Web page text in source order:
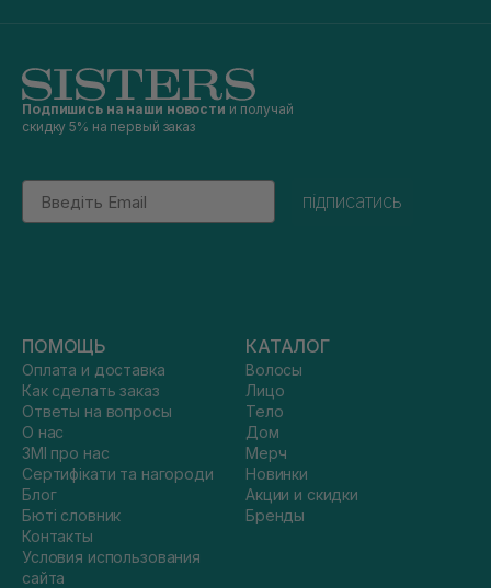
Подпишись на наши новости и получай
скидку 5% на первый заказ
Email
підписатись
ПОМОЩЬ
Оплата и доставка
Как сделать заказ
Ответы на вопросы
О нас
ЗМІ про нас
Сертифікати та нагороди
Блог
Бюті словник
Контакты
Условия использования
сайта
КАТАЛОГ
Волосы
Лицо
Тело
Дом
Мерч
Новинки
Акции и скидки
Бренды